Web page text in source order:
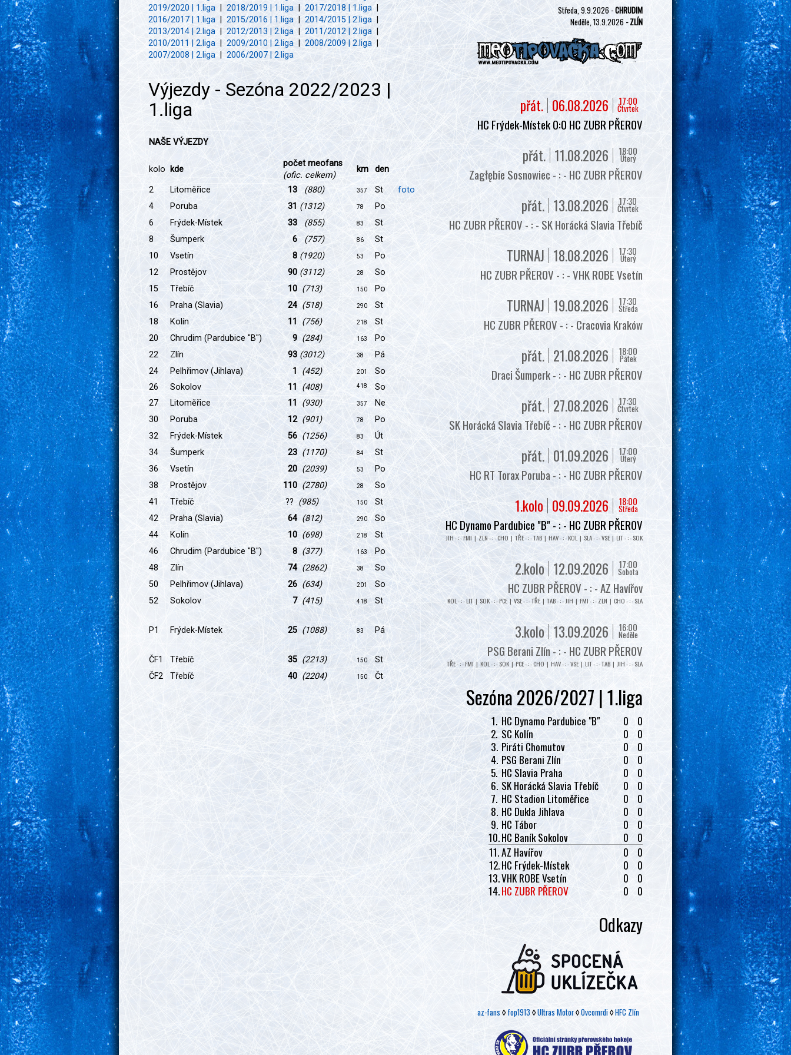
2019/2020 | 1.liga
2018/2019 | 1.liga 2017/2018 | 1.liga|
2016/2017 | 1.liga
2015/2016 | 1.liga| 2014/2015 | 2.liga
2013/2014 | 2.liga
2012/2013 | 2.liga | 2011/2012 | 2.liga |
2010/2011 | 2.liga |2009/2010 | 2.liga 2008/2009 | 2.liga|
2007/2008 | 2.liga| 2006/2007 | 2.liga
Výjezdy - Sezóna 2022/2023 |
1.liga
NAŠE VÝJEZDY
kolo kde
počet meofans
(ofic. celkem)
km den
2 Litoměřice 13 (880) 357 St
foto
4
Poruba 31 (1312) 78
Po
6
Frýdek-Místek 33 (855) 83
St
8
Šumperk 6 (757) 86
St
10
Vsetín 8 (1920) 53
Po
12
Prostějov 90 (3112) 28
So
15
Třebíč 10 (713) 150
Po
16
Praha (Slavia) 24 (518) 290
St
18
Kolín 11 (756) 218
St
20
Chrudim (Pardubice "B") 9 (284) 163
Po
22
Zlín 93 (3012) 38
Pá
24
Pelhřimov (Jihlava) 1 (452) 201
So
26
Sokolov 11 (408) 418
So
27
Litoměřice 11 (930) 357
Ne
30
Poruba 12 (901) 78
Po
32
Frýdek-Místek 56 (1256) 83
Út
34
Šumperk 23 (1170) 84
St
36
Vsetín 20 (2039) 53
Po
38
Prostějov 110 (2780) 28
So
41
Třebíč ?? (985) 150
St
42
Praha (Slavia) 64 (812) 290
So
44
Kolín 10 (698) 218
St
46
Chrudim (Pardubice "B") 8 (377) 163
Po
48
Zlín 74 (2862) 38
So
50
Pelhřimov (Jihlava) 26 (634) 201
So
52
Sokolov 7 (415) 418 St
P1 Frýdek-Místek 25 (1088) 83 Pá
ČF1 Třebíč 35 (2213) 150
St
ČF2
Třebíč 40 (2204) 150 Čt
Středa, 9.9.2026 -CHRUDIM
Neděle, 13.9.2026 - ZLÍN
17:00
Čtvrtek
06.08.2026
přát.
HC Frýdek-Místek 0:0 HC ZUBR PŘEROV
18:00
Úterý
11.08.2026
přát.
Zagłębie Sosnowiec - : - HC ZUBR PŘEROV
17:30
Čtvrtek
13.08.2026
přát.
HC ZUBR PŘEROV - : - SK Horácká Slavia Třebíč
17:30
Úterý
18.08.2026
TURNAJ
HC ZUBR PŘEROV - : - VHK ROBE Vsetín
17:30
Středa
19.08.2026
TURNAJ
HC ZUBR PŘEROV - : - Cracovia Kraków
18:00
Pátek
21.08.2026
přát.
Draci Šumperk - : - HC ZUBR PŘEROV
17:30
Čtvrtek
27.08.2026
přát.
SK Horácká Slavia Třebíč - : - HC ZUBR PŘEROV
17:00
Úterý
01.09.2026
přát.
HC RT Torax Poruba - : - HC ZUBR PŘEROV
18:00
Středa
09.09.2026
1.kolo
HC Dynamo Pardubice "B" - : - HC ZUBR PŘEROV
JIH - : - FMI | ZLN - : - CHO | TŘE - : - TAB | HAV - : - KOL | SLA - : - VSE | LIT - : - SOK
17:00
Sobota
12.09.2026
2.kolo
HC ZUBR PŘEROV - : - AZ Havířov
KOL - : - LIT | SOK - : - PCE | VSE - : - TŘE | TAB - : - JIH | FMI - : - ZLN | CHO - : - SLA
16:00
Neděle
13.09.2026
3.kolo
PSG Berani Zlín - : - HC ZUBR PŘEROV
TŘE - : - FMI | KOL - : - SOK | PCE - : - CHO | HAV - : - VSE | LIT - : - TAB | JIH - : - SLA
Sezóna 2026/2027 | 1.liga
1. HC Dynamo Pardubice "B" 0
0
2. SC Kolín 0
0
3. Piráti Chomutov 0
0
4. PSG Berani Zlín 0
0
5. HC Slavia Praha 0
0
6. SK Horácká Slavia Třebíč 0
0
7. HC Stadion Litoměřice 0
0
8. HC Dukla Jihlava 0
0
9. HC Tábor 0
0
10.HC Baník Sokolov 0
0
11.AZ Havířov 0
0
12.HC Frýdek-Místek 0
0
13.VHK ROBE Vsetín 0
0
14.HC ZUBR PŘEROV 0 0
Odkazy
az-fans ◊fop1913 ◊Ultras Motor◊Ovcomrdi◊HFC Zlín